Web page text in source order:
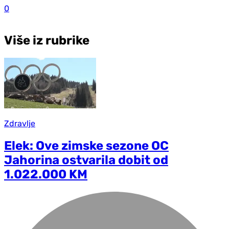
0
Više iz rubrike
Zdravlje
Elek: Ove zimske sezone OC
Jahorina ostvarila dobit od
1.022.000 KM